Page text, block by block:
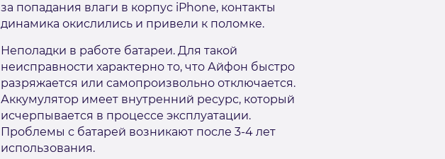
за попадания влаги в корпус iPhone, контакты
динамика окислились и привели к поломке.
Неполадки в работе батареи. Для такой
неисправности характерно то, что Айфон быстро
разряжается или самопроизвольно отключается.
Аккумулятор имеет внутренний ресурс, который
исчерпывается в процессе эксплуатации.
Проблемы с батарей возникают после 3-4 лет
использования.